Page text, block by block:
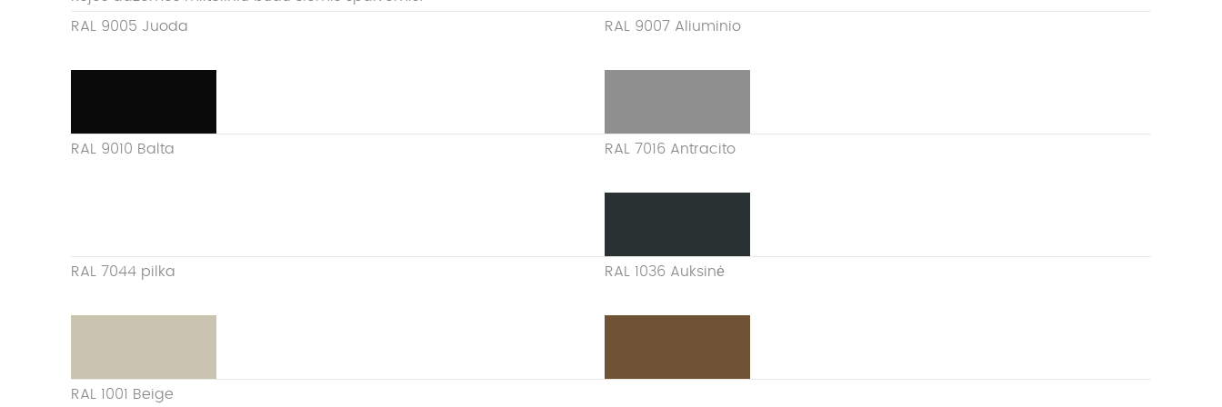
RAL 9005 Juoda RAL 9007 Aliuminio
RAL 9010 Balta RAL 7016 Antracito
RAL 7044 pilka RAL 1036 Auksinė
RAL 1001 Beige